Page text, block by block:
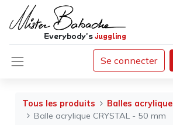
Everybody'sjuggling
Se connecter
Tous les produits
Balles acrylique
Balle acrylique CRYSTAL - 50 mm